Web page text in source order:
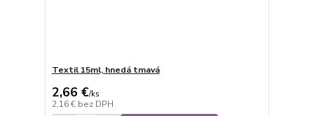
Textil 15ml, hnedá tmavá
2,66 €/ks
2,16 € bez DPH